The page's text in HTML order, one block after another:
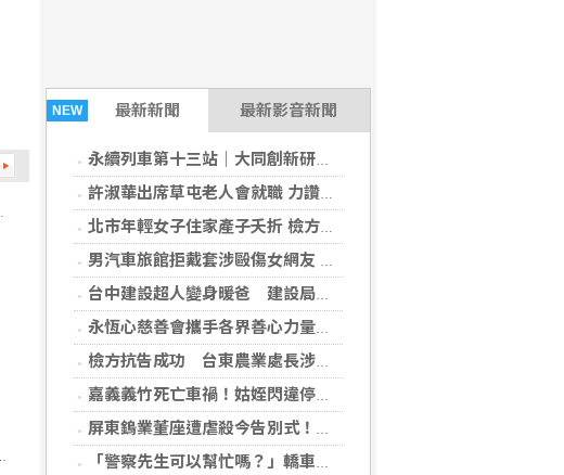
NEW 最新新聞 最新影音新聞
永續列車第十三站｜大同創新研究院開創產學新局、聚焦數位、低碳雙軸轉型
許淑華出席草屯老人會就職 力讚李鎗富連任引領全縣最大社團
北市年輕女子住家產子夭折 檢方殺人罪聲押法院飭回
男汽車旅館拒戴套涉毆傷女網友 警起出改造槍彈送辦
台中建設超人變身暖爸 建設局「大手牽小手」親子同樂歡度父親節
永恆心慈善會攜手各界善心力量 熱血傳愛守護生命希望
檢方抗告成功 台東農業處長涉圖利羈押禁見
嘉義義竹死亡車禍！姑姪閃違停遭後車追撞1死1傷
屏東鎢業董座遭虐殺今告別式！政商、員工含淚送別
「警察先生可以幫忙嗎？」轎車尖峰時段拋錨 雙警秒變推車大力士